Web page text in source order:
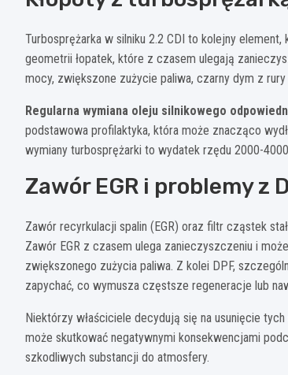
Turbosprężarka w silniku 2.2 CDI to kolejny
geometrii łopatek, które z czasem ulegają
mocy, zwiększone zużycie paliwa, czarny dym z
Regularna wymiana oleju silnikowego
podstawowa profilaktyka, która może znacząco
wymiany turbosprężarki to wydatek rzędu 2000-
Zawór EGR i problemy z
Zawór recyrkulacji spalin (EGR) oraz filtr cząstek
Zawór EGR z czasem ulega zanieczyszczeniu i
zwiększonego zużycia paliwa. Z kolei DPF,
zapychać, co wymusza częstsze regeneracje lub
Niektórzy właściciele decydują się na usunięcie
może skutkować negatywnymi konsekwencjami
szkodliwych substancji do atmosfery.